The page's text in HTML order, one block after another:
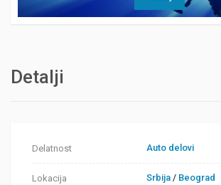
Detalji
Delatnost Auto delovi
Lokacija Srbija / Beograd